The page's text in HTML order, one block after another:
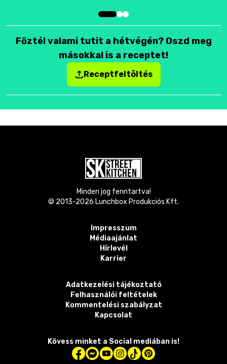
Főztél valami tutit a hétvégén? Oszd meg
másokkal is a receptet!
Receptfeltöltés
Minden jog fenntartva!
© 2013-2026 Lunchbox Produkciós Kft.
Impresszum
Médiaajánlat
Hírlevél
Karrier
Adatkezelési tájékoztató
Felhasználói feltételek
Kommentelési szabályzat
Kapcsolat
Kövess minket a Social mediában is!